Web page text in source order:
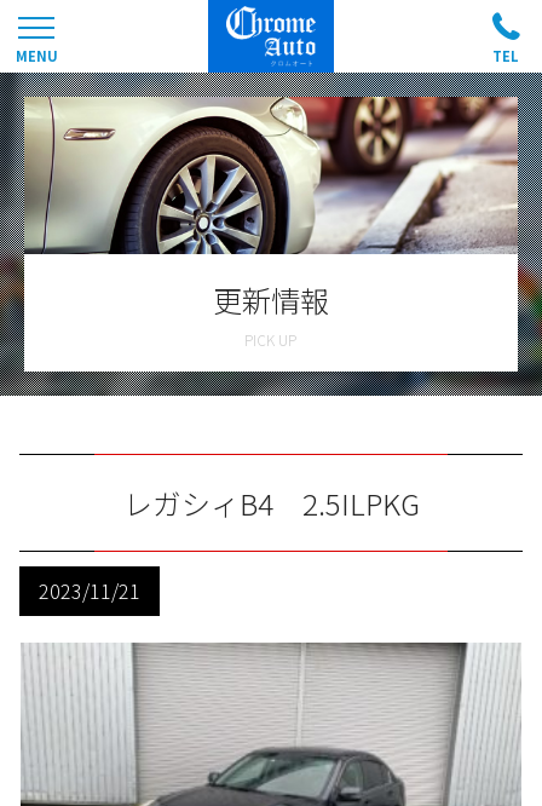
更新情報
レガシィB4 2.5ILPKG
2023/11/21